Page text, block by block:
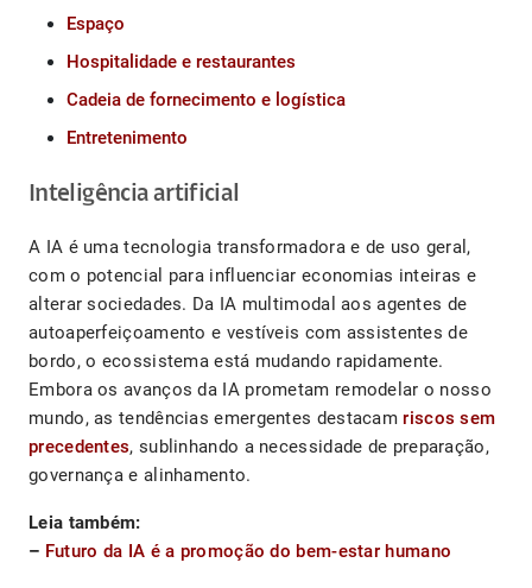
Espaço
Hospitalidade e restaurantes
Cadeia de fornecimento e logística
Entretenimento
Inteligência artificial
A IA é uma tecnologia transformadora e de uso geral,
com o potencial para influenciar economias inteiras e
alterar sociedades. Da IA multimodal aos agentes de
autoaperfeiçoamento e vestíveis com assistentes de
bordo, o ecossistema está mudando rapidamente.
Embora os avanços da IA ​​prometam remodelar o nosso
mundo, as tendências emergentes destacamriscos sem
precedentes, sublinhando a necessidade de preparação,
governança e alinhamento.
Leia também:
– Futuro da IA é a promoção do bem-estar humano